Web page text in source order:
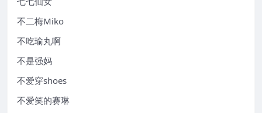
不二梅Miko
不吃瑜丸啊
不是强妈
不爱穿shoes
不爱笑的赛琳